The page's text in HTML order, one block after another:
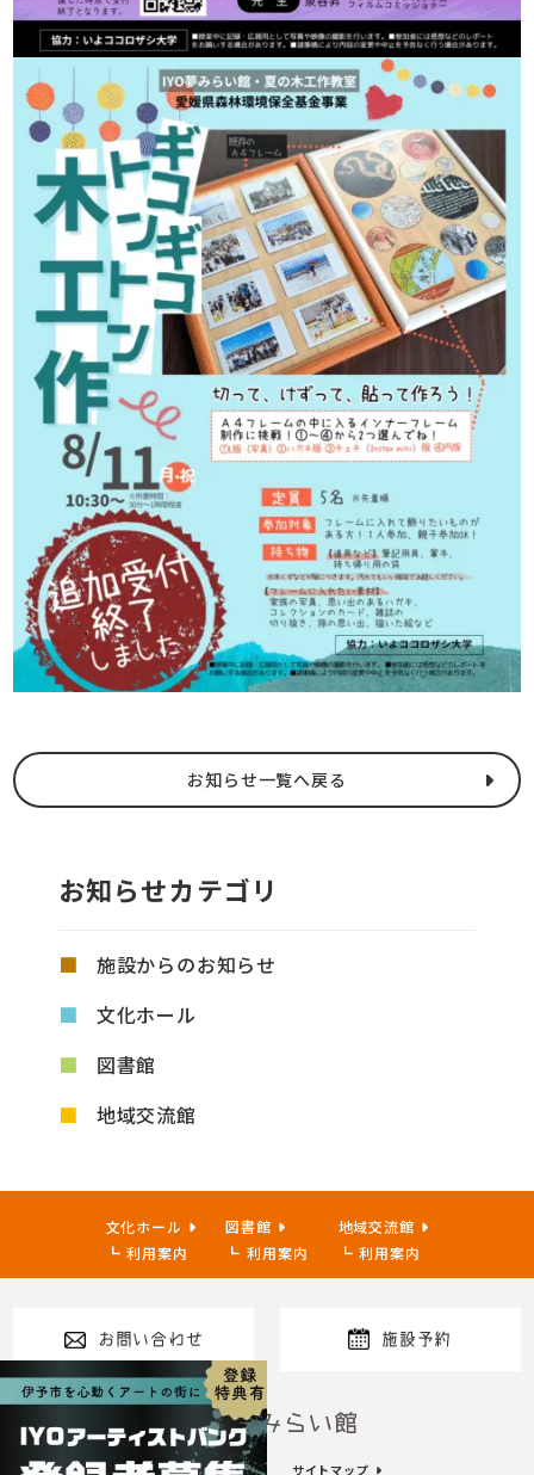
お知らせ一覧へ戻る
お知らせカテゴリ
施設からのお知らせ
文化ホール
図書館
地域交流館
文化ホール
利用案内
図書館
利用案内
地域交流館
利用案内
お問い合わせ 施設予約
指定管理者 プライバシーポリシー サイトマップ